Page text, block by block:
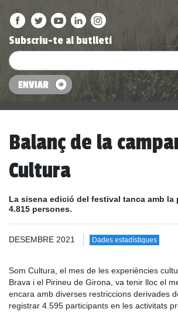
Subscriu-te al butlletí
Balanç de la
Cultura
La sisena edició del festival tanca amb la
4.815 persones.
DESEMBRE 2021 Dades estadístiques
Som Cultura, el mes de les experiències
Brava i el Pirineu de Girona, va tenir lloc el
encara amb diverses restriccions derivades
registrar 4.595 participants en les activitats